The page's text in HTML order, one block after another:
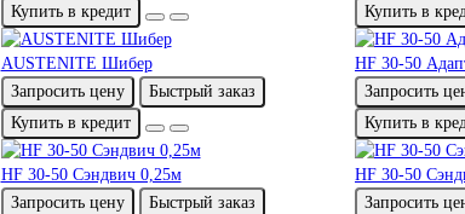
Купить в кредит
Купить в
AUSTENITE Шибер
Запросить цену
Быстрый заказ
Купить в кредит
HF 30-50
Запросить
Купить в
HF 30-50 Сэндвич 0,25м
Запросить цену
Быстрый заказ
HF 30-50
Запросить